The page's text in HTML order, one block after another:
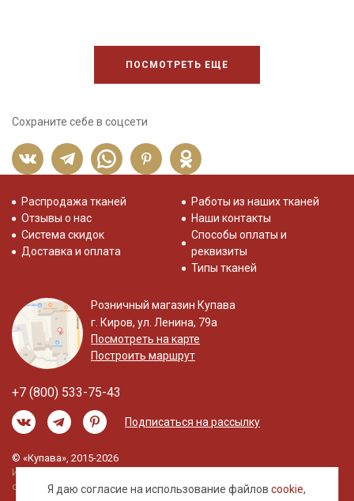
ПОСМОТРЕТЬ ЕЩЕ
Сохраните себе в соцсети
Я даю согласие на использование файловcookie,
Распродажа тканей
Отзывы о нас
Система скидок
Доставка и оплата
Работы из наших тканей
Наши контакты
Способы оплаты и
реквизиты
Типы тканей
Розничный магазин Купава
г. Киров, ул. Ленина, 79а
Посмотреть на карте
Построить маршрут
+7 (800) 533-75-43
Подписаться на рассылку
© «Купава», 2015-2026
Информация на сайте не является публичной
офертой.